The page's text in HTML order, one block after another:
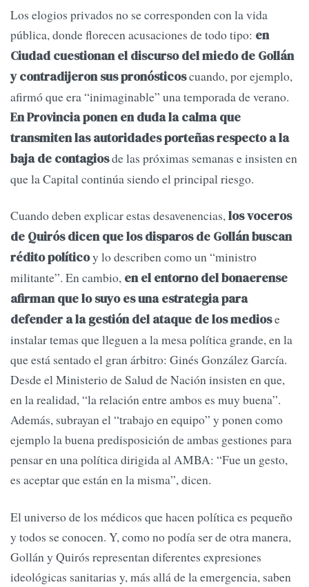
Los elogios privados no se corresponden con la vida
pública, donde florecen acusaciones de todo tipo: en
Ciudad cuestionan el discurso del miedo de Gollán
y contradijeron sus pronósticoscuando, por ejemplo,
afirmó que era “inimaginable” una temporada de verano.
En Provincia ponen en duda la calma que
transmiten las autoridades porteñas respecto a la
baja de contagiosde las próximas semanas e insisten en
que la Capital continúa siendo el principal riesgo.
Cuando deben explicar estas desavenencias,los voceros
de Quirós dicen que los disparos de Gollán buscan
rédito políticoy lo describen como un “ministro
militante”. En cambio, en el entorno del bonaerense
afirman que lo suyo es una estrategia para
defender a la gestión del ataque de los mediose
instalar temas que lleguen a la mesa política grande, en la
que está sentado el gran árbitro: Ginés González García.
Desde el Ministerio de Salud de Nación insisten en que,
en la realidad, “la relación entre ambos es muy buena”.
Además, subrayan el “trabajo en equipo” y ponen como
ejemplo la buena predisposición de ambas gestiones para
pensar en una política dirigida al AMBA: “Fue un gesto,
es aceptar que están en la misma”, dicen.
El universo de los médicos que hacen política es pequeño
y todos se conocen. Y, como no podía ser de otra manera,
Gollán y Quirós representan diferentes expresiones
ideológicas sanitarias y, más allá de la emergencia, saben